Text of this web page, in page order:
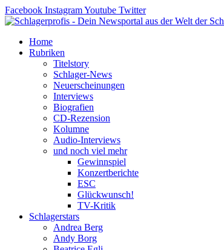
Zum
Inhalt
Facebook InstagramYoutube Twitter
Home
Rubriken
Titelstory
Schlager-News
Neuerscheinungen
Interviews
Biografien
CD-Rezension
Kolumne
Audio-Interviews
und noch viel mehr
Gewinnspiel
Konzertberichte
ESC
Glückwunsch!
TV-Kritik
Schlagerstars
Andrea Berg
Andy Borg